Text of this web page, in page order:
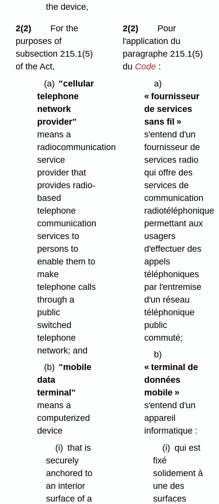
the device,
2(2)
For the
purposes of
subsection 215.1(5)
of the Act,
(a) "cellular
telephone
network
provider"
means a
radiocommunication
service
provider that
provides radio-
based
telephone
communication
services to
persons to
enable them to
make
telephone calls
through a
public
switched
telephone
network; and
(b) "mobile
data
terminal"
means a
computerized
device
(i) that is
securely
anchored to
an interior
surface of a
2(2)
Pour
l'application du
paragraphe 215.1(5)
du Code :
a)
« fournisseur
de services
sans fil »
s'entend d'un
fournisseur de
services radio
qui offre des
services de
communication
radiotéléphonique
permettant aux
usagers
d'effectuer des
appels
téléphoniques
par l'entremise
d'un réseau
téléphonique
public
commuté;
b)
« terminal de
données
mobile »
s'entend d'un
appareil
informatique :
(i) qui est
fixé
solidement à
une des
surfaces